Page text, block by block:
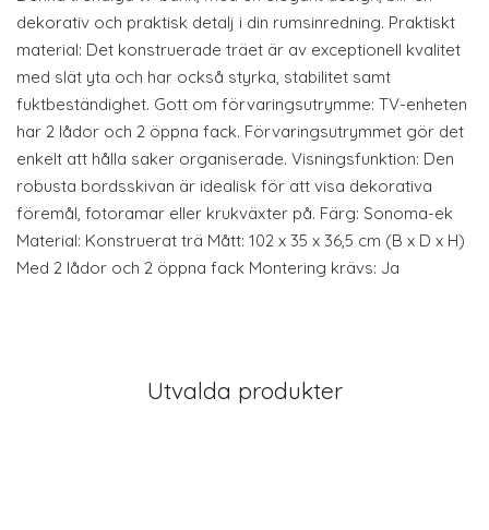
dekorativ och praktisk detalj i din rumsinredning. Praktiskt
material: Det konstruerade träet är av exceptionell kvalitet
med slät yta och har också styrka, stabilitet samt
fuktbeständighet. Gott om förvaringsutrymme: TV-enheten
har 2 lådor och 2 öppna fack. Förvaringsutrymmet gör det
enkelt att hålla saker organiserade. Visningsfunktion: Den
robusta bordsskivan är idealisk för att visa dekorativa
föremål, fotoramar eller krukväxter på. Färg: Sonoma-ek
Material: Konstruerat trä Mått: 102 x 35 x 36,5 cm (B x D x H)
Med 2 lådor och 2 öppna fack Montering krävs: Ja
Utvalda produkter